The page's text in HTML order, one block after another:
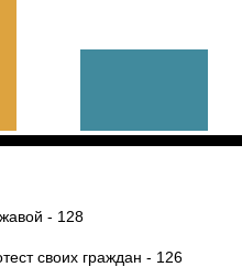
- 128
своих граждан - 126